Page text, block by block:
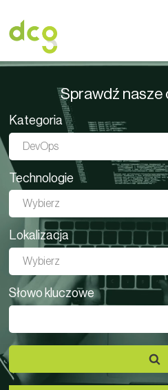
Sprawdź
Kategoria
DevOps
Technologie
Wybierz
Lokalizacja
Wybierz
Słowo kluczowe